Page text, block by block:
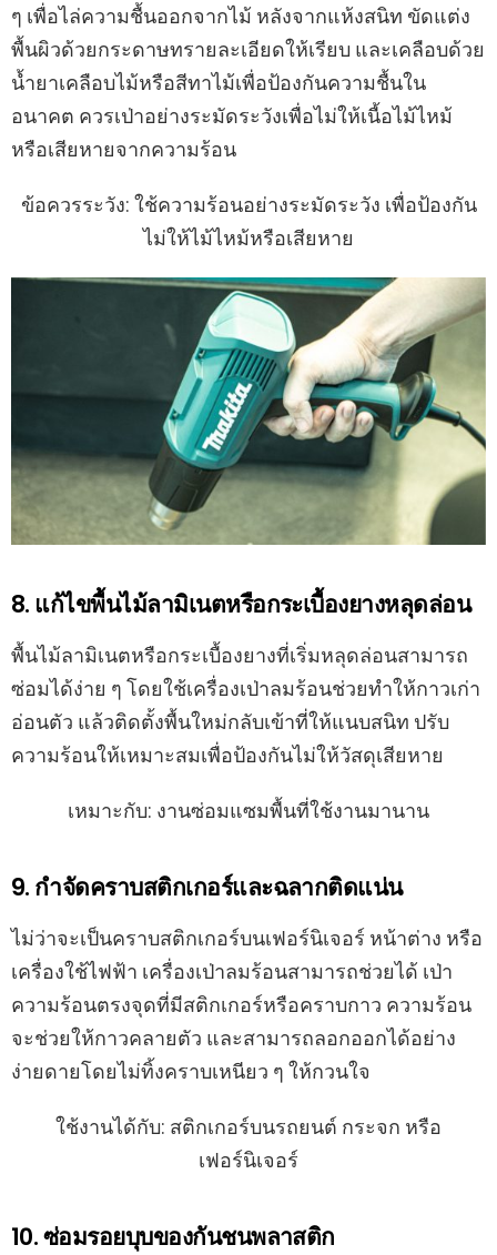
ๆ เพื่อไล่ความชื้นออกจากไม้ หลังจากแห้งสนิท ขัดแต่ง
พื้นผิวด้วยกระดาษทรายละเอียดให้เรียบ และเคลือบด้วย
น้ำยาเคลือบไม้หรือสีทาไม้เพื่อป้องกันความชื้นใน
อนาคต ควรเป่าอย่างระมัดระวังเพื่อไม่ให้เนื้อไม้ไหม้
หรือเสียหายจากความร้อน
ข้อควรระวัง: ใช้ความร้อนอย่างระมัดระวัง เพื่อป้องกัน
ไม่ให้ไม้ไหม้หรือเสียหาย
8. แก้ไขพื้นไม้ลามิเนตหรือกระเบื้องยางหลุดล่อน
พื้นไม้ลามิเนตหรือกระเบื้องยางที่เริ่มหลุดล่อนสามารถ
ซ่อมได้ง่าย ๆ โดยใช้เครื่องเป่าลมร้อนช่วยทำให้กาวเก่า
อ่อนตัว แล้วติดตั้งพื้นใหม่กลับเข้าที่ให้แนบสนิท ปรับ
ความร้อนให้เหมาะสมเพื่อป้องกันไม่ให้วัสดุเสียหาย
เหมาะกับ: งานซ่อมแซมพื้นที่ใช้งานมานาน
9. กำจัดคราบสติกเกอร์และฉลากติดแน่น
ไม่ว่าจะเป็นคราบสติกเกอร์บนเฟอร์นิเจอร์ หน้าต่าง หรือ
เครื่องใช้ไฟฟ้า เครื่องเป่าลมร้อนสามารถช่วยได้ เป่า
ความร้อนตรงจุดที่มีสติกเกอร์หรือคราบกาว ความร้อน
จะช่วยให้กาวคลายตัว และสามารถลอกออกได้อย่าง
ง่ายดายโดยไม่ทิ้งคราบเหนียว ๆ ให้กวนใจ
ใช้งานได้กับ: สติกเกอร์บนรถยนต์ กระจก หรือ
เฟอร์นิเจอร์
10. ซ่อมรอยบุบของกันชนพลาสติก